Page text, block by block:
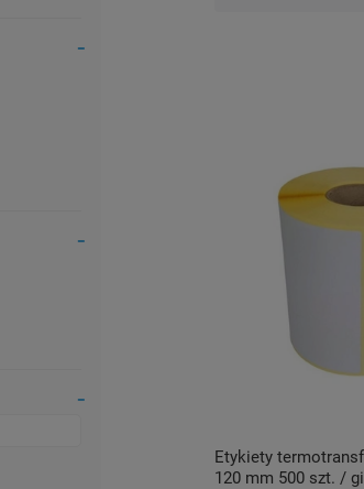
Etykiety
120 mm 500 szt. /